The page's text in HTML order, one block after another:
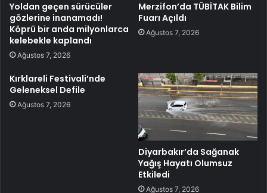
Yoldan geçen sürücüler
gözlerine inanamadı!
Köprü bir anda milyonlarca
kelebekle kaplandı
Ağustos 7, 2026
Merzifon’da TÜBİTAK Bilim
Fuarı Açıldı
Ağustos 7, 2026
Kırklareli Festivali’nde
Geleneksel Defile
Ağustos 7, 2026
Diyarbakır’da Sağanak
Yağış Hayatı Olumsuz
Etkiledi
Ağustos 7, 2026